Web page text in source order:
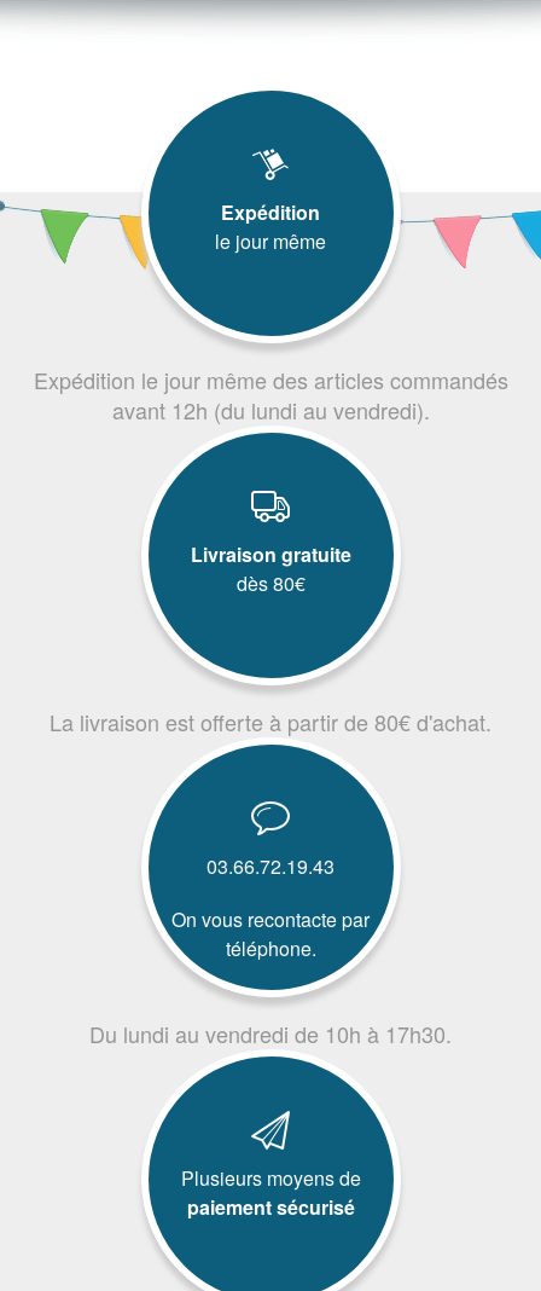
Expédition
le jour même
Expédition le jour même des articles commandés
avant 12h (du lundi au vendredi).
Livraison gratuite
dès 80€
La livraison est offerte à partir de 80€ d'achat.
03.66.72.19.43
On vous recontacte par
téléphone.
Du lundi au vendredi de 10h à 17h30.
Plusieurs moyens de
paiement sécurisé